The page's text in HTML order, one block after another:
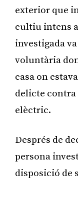
exterior que
cultiu intens
investigada
voluntària
casa on
delicte
elèctric.
Després de
persona
disposició de